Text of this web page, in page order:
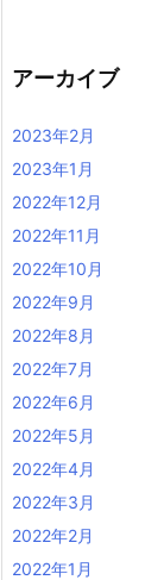
アーカイブ
2023年2月
2023年1月
2022年12月
2022年11月
2022年10月
2022年9月
2022年8月
2022年7月
2022年6月
2022年5月
2022年4月
2022年3月
2022年2月
2022年1月